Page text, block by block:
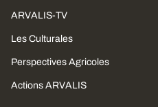
ARVALIS-TV
Les Culturales
Perspectives Agricoles
Actions ARVALIS